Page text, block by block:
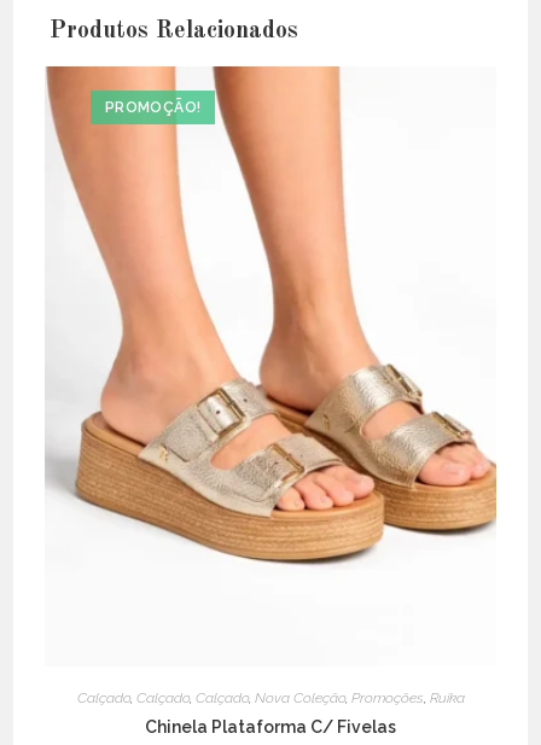
Produtos Relacionados
PROMOÇÃO!
Calçado, Calçado, Calçado, Nova Coleção, Promoções, Ruika
Chinela Plataforma C/ Fivelas